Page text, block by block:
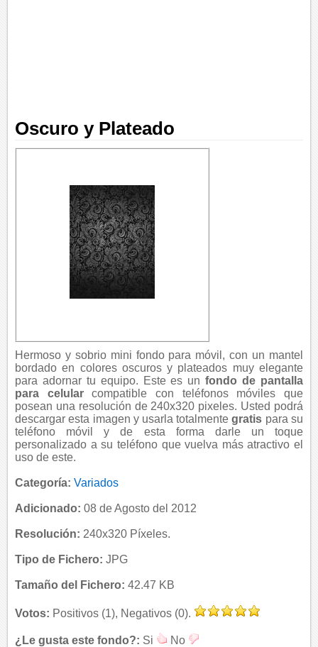
Oscuro y Plateado
Hermoso y sobrio mini fondo para móvil, con un mantel
bordado en colores oscuros y plateados muy elegante
para adornar tu equipo. Este es unfondo de pantalla
para celularcompatible con teléfonos móviles que
posean una resolución de 240x320 pixeles. Usted podrá
descargar esta imagen y usarla totalmentegratis para su
teléfono móvil y de esta forma darle un toque
personalizado a su teléfono que vuelva más atractivo el
uso de este.
Categoría: Variados
Adicionado: 08 de Agosto del 2012
Resolución: 240x320 Píxeles.
Tipo de Fichero: JPG
Tamaño del Fichero: 42.47 KB
Votos: Positivos (1), Negativos (0).
¿Le gusta este fondo?: Si No